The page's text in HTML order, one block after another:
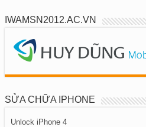
IWAMSN2012.AC.VN
SỬA CHỮA IPHONE
Unlock iPhone 4